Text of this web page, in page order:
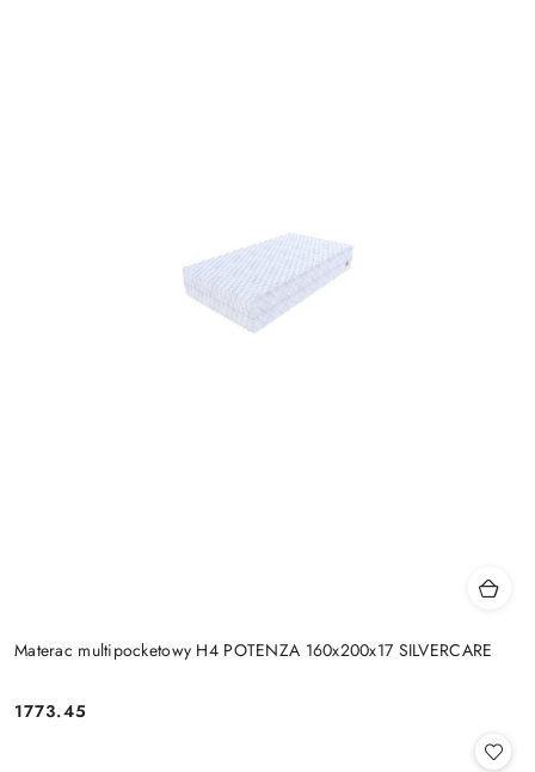
Materac multipocketowy H4 POTENZA 160x200x17 SILVERCARE
Cena:
1773.45